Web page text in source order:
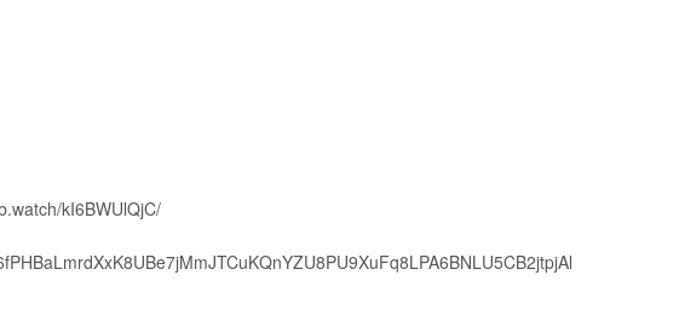
kI6BWUlQjC/